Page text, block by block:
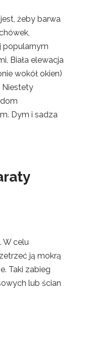
żeby barwa
popularnym
Biała elewacja
wokół okien)
Niestety
Dym i sadza
W celu
ją mokrą
Taki zabieg
lub ścian